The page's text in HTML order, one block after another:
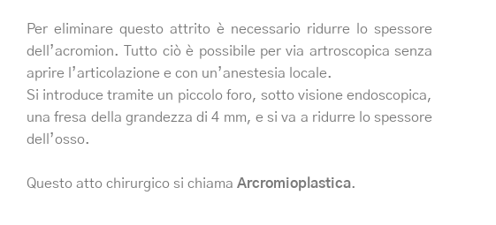
Per eliminare questo attrito è necessario ridurre lo spessore
dell’acromion. Tutto ciò è possibile per via artroscopica senza
aprire l’articolazione e con un’anestesia locale.
Si introduce tramite un piccolo foro, sotto visione endoscopica,
una fresa della grandezza di 4 mm, e si va a ridurre lo spessore
dell’osso.
Questo atto chirurgico si chiama Arcromioplastica.